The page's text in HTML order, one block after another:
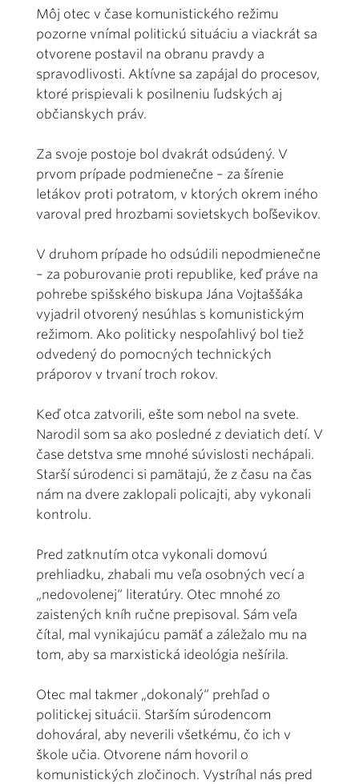
Môj otec v čase komunistického režimu
pozorne vnímal politickú situáciu a viackrát sa
otvorene postavil na obranu pravdy a
spravodlivosti. Aktívne sa zapájal do procesov,
ktoré prispievali k posilneniu ľudských aj
občianskych práv.
Za svoje postoje bol dvakrát odsúdený. V
prvom prípade podmienečne – za šírenie
letákov proti potratom, v ktorých okrem iného
varoval pred hrozbami sovietskych boľševikov.
V druhom prípade ho odsúdili nepodmienečne
– za poburovanie proti republike, keď práve na
pohrebe spišského biskupa Jána Vojtaššáka
vyjadril otvorený nesúhlas s komunistickým
režimom. Ako politicky nespoľahlivý bol tiež
odvedený do pomocných technických
práporov v trvaní troch rokov.
Keď otca zatvorili, ešte som nebol na svete.
Narodil som sa ako posledné z deviatich detí. V
čase detstva sme mnohé súvislosti nechápali.
Starší súrodenci si pamätajú, že z času na čas
nám na dvere zaklopali policajti, aby vykonali
kontrolu.
Pred zatknutím otca vykonali domovú
prehliadku, zhabali mu veľa osobných vecí a
„nedovolenej“ literatúry. Otec mnohé zo
zaistených kníh ručne prepisoval. Sám veľa
čítal, mal vynikajúcu pamäť a záležalo mu na
tom, aby sa marxistická ideológia nešírila.
Otec mal takmer „dokonalý“ prehľad o
politickej situácii. Starším súrodencom
dohováral, aby neverili všetkému, čo ich v
škole učia. Otvorene nám hovoril o
komunistických zločinoch. Vystríhal nás pred